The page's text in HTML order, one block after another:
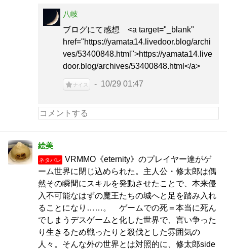
八岐
ブログにて感想 <a target="_blank"
href="https://yamata14.livedoor.blog/archi
ves/53400848.html">https://yamata14.live
door.blog/archives/53400848.html</a>
ナイス 10/29 01:47
絵美
ネタバレ
VRMMO《eternity》のプレイヤー達がゲ
ーム世界に閉じ込められた。主人公・修太郎は偶
然その瞬間にスキルを発動させたことで、本来侵
入不可能なはずの魔王たちの城へと足を踏み入れ
ることになり……。 ゲームでの死＝本当に死ん
でしまうデスゲームと化した世界で、言い争った
り生きるため戦ったりと殺伐とした雰囲気の
人々。そんな外の世界とは対照的に、修太郎side